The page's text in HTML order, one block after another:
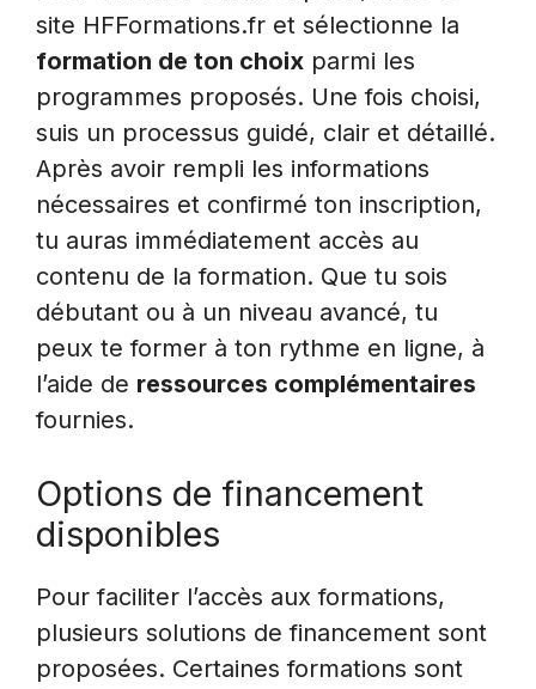
site HFFormations.fr et sélectionne la
formation de ton choix parmi les
programmes proposés. Une fois choisi,
suis un processus guidé, clair et détaillé.
Après avoir rempli les informations
nécessaires et confirmé ton inscription,
tu auras immédiatement accès au
contenu de la formation. Que tu sois
débutant ou à un niveau avancé, tu
peux te former à ton rythme en ligne, à
l’aide de ressources complémentaires
fournies.
Options de financement
disponibles
Pour faciliter l’accès aux formations,
plusieurs solutions de financement sont
proposées. Certaines formations sont